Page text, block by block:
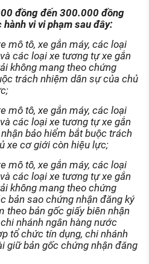
đồng đến 300.000 đồng
vi vi phạm sau đây:
mô tô, xe gắn máy, các loại
các loại xe tương tự xe gắn
không mang theo chứng
trách nhiệm dân sự của chủ
mô tô, xe gắn máy, các loại
các loại xe tương tự xe gắn
bảo hiểm bắt buộc trách
xe cơ giới còn hiệu lực;
mô tô, xe gắn máy, các loại
các loại xe tương tự xe gắn
không mang theo chứng
bản sao chứng nhận đăng ký
theo bản gốc giấy biên nhận
nhánh ngân hàng nước
tổ chức tín dụng, chi nhánh
giữ bản gốc chứng nhận đăng